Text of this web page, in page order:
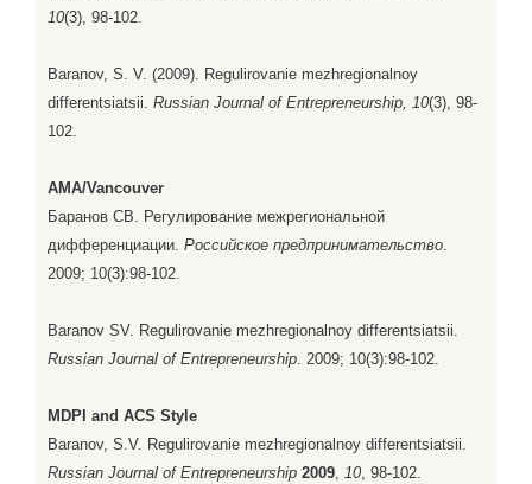
10(3), 98-102.
Baranov, S. V. (2009). Regulirovanie mezhregionalnoy
differentsiatsii. Russian Journal of Entrepreneurship, 10(3), 98-
102.
AMA/Vancouver
Баранов СВ. Регулирование межрегиональной
дифференциации. Российское предпринимательство.
2009; 10(3):98-102.
Baranov SV. Regulirovanie mezhregionalnoy differentsiatsii.
Russian Journal of Entrepreneurship. 2009; 10(3):98-102.
MDPI and ACS Style
Baranov, S.V. Regulirovanie mezhregionalnoy differentsiatsii.
Russian Journal of Entrepreneurship 2009, 10, 98-102.